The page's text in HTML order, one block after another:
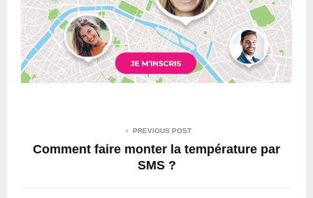
PREVIOUS POST
Comment faire monter la température par
SMS ?